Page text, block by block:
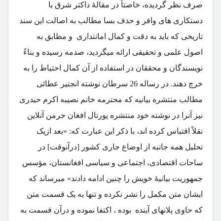
صرف نظر گردیده، خاصتاً در مقالۀ داکتر شرق با
دستکاری های وافر و حذف بسا مطالب به اصالت این سند
تاریخی که باید به دقت و کمال امانتداری و مطابق به
اصول علمی و تحقیقی ارائه میگردید، صدمه رسیده و بناءً
نویسندگان و محققان در استفاده از آن کمال احتیاط را به
خرچ دهند. در رساله 26 سرطان نوشته انجنیر عطائی
مطالب منتشره بیانیه که محترمه خانم نصیبه اکرم حیدری
نیز آنرا در نوشته خود منتشره پورتال افغان جرمن آنلاین
نقلاً اقتباس کرده اند، با ذکر این عبارت که: «بعد ازیک
تحلیل همه جانبه از اوضاع جاری کشور [درآنوقت] در
ساحات اقتصادی، اجتماعی و سیاسی افغانستان، مؤسس
جمهوریت بیانیۀ خویش را چنین ادامه دادند» میرساند که
ایشان متن مکمل را نشر نکرده و تنها به یک قسمت متن
که حاوی پلانهای آینده بوده ، اکتفا نموده و درآن قسمت به